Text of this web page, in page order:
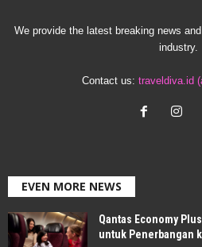
We provide the latest breaking news
industry.
Contact us: traveldiva.id
EVEN MORE NEWS
Qantas Economy
untuk Penerbangan